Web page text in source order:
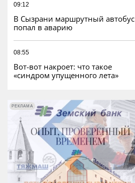
09:12
В Сызрани маршрутный автобус
попал в аварию
08:55
Вот-вот накроет: что такое
«синдром упущенного лета»
РЕКЛАМА
РЕКЛАМА